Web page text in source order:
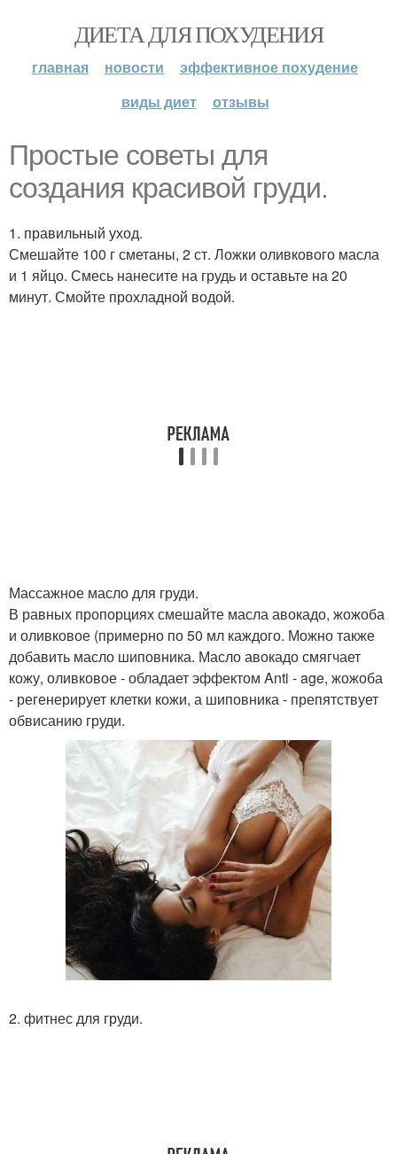
ДИЕТА ДЛЯ ПОХУДЕНИЯ
главная новости
эффективное похудение
виды диет
отзывы
Простые советы для
создания красивой груди.
1. правильный уход.
Смешайте 100 г сметаны, 2 ст. Ложки оливкового масла
и 1 яйцо. Смесь нанесите на грудь и оставьте на 20
минут. Смойте прохладной водой.
Массажное масло для груди.
В равных пропорциях смешайте масла авокадо, жожоба
и оливковое (примерно по 50 мл каждого. Можно также
добавить масло шиповника. Масло авокадо смягчает
кожу, оливковое - обладает эффектом Anti - age, жожоба
- регенерирует клетки кожи, а шиповника - препятствует
обвисанию груди.
2. фитнес для груди.